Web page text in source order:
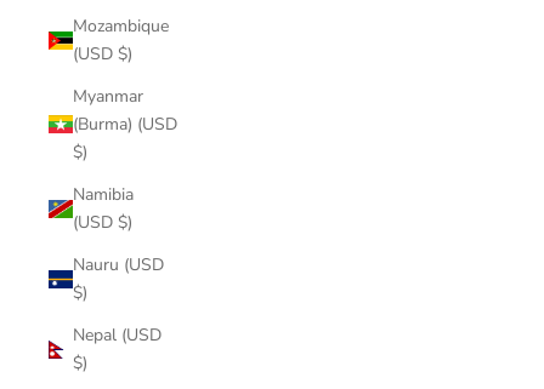
Mozambique
(USD $)
Myanmar
(Burma) (USD
$)
Namibia
(USD $)
Nauru (USD
$)
Nepal (USD
$)